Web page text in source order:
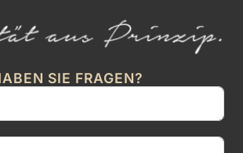
SIE FRAGEN?